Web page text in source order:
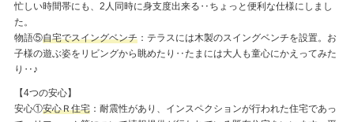
忙しい時間帯にも、2人同時に身支度出来る‥ちょっと便利な仕様にしまし
た。
物語⑤自宅でスイングベンチ：テラスには木製のスイングベンチを設置。お
子様の遊ぶ姿をリビングから眺めたり‥たまには大人も童心にかえってみた
り‥♪
【4つの安心】
安心①安心Ｒ住宅：耐震性があり、インスペクションが行われた住宅であっ